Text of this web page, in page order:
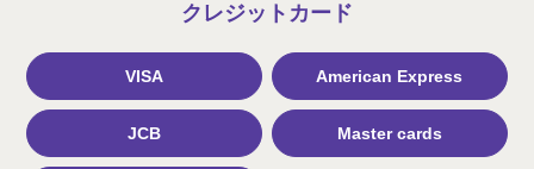
クレジット カード
VISA American Express
JCB Master cards